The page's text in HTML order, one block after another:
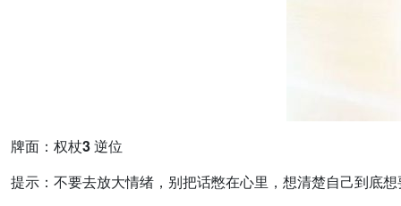
牌面：权杖3 逆位
提示：不要去放大情绪，别把话憋在心里，想清楚自己到底